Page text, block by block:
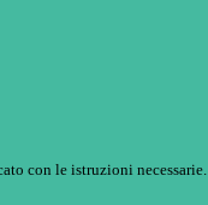
con le istruzioni necessarie.